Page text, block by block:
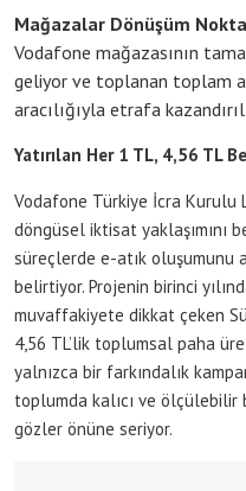
Mağazalar Dönüşüm
Vodafone mağazasının
geliyor ve toplanan toplam
aracılığıyla etrafa
Yatırılan Her 1 TL, 4,56 TL
Vodafone Türkiye İcra Kurulu
döngüsel iktisat yaklaşımını
süreçlerde e-atık oluşumunu
belirtiyor. Projenin birinci
muvaffakiyete dikkat çeken
4,56 TL’lik toplumsal paha
yalnızca bir farkındalık
toplumda kalıcı ve ölçülebilir
gözler önüne seriyor.